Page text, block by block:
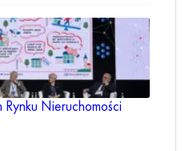
Rynku Nieruchomości